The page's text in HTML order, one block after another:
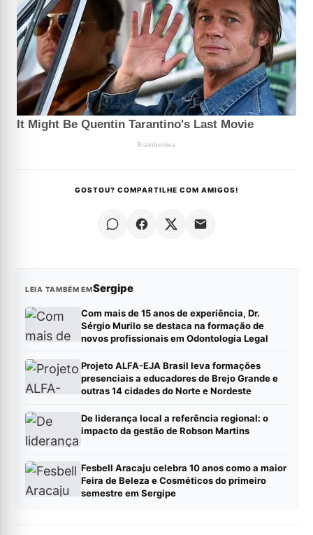
GOSTOU? COMPARTILHE COM AMIGOS!
LEIA TAMBÉM EMSergipe
Com mais de 15 anos de experiência, Dr.
Sérgio Murilo se destaca na formação de
novos profissionais em Odontologia Legal
Projeto ALFA-EJA Brasil leva formações
presenciais a educadores de Brejo Grande e
outras 14 cidades do Norte e Nordeste
De liderança local a referência regional: o
impacto da gestão de Robson Martins
Fesbell Aracaju celebra 10 anos como a maior
Feira de Beleza e Cosméticos do primeiro
semestre em Sergipe